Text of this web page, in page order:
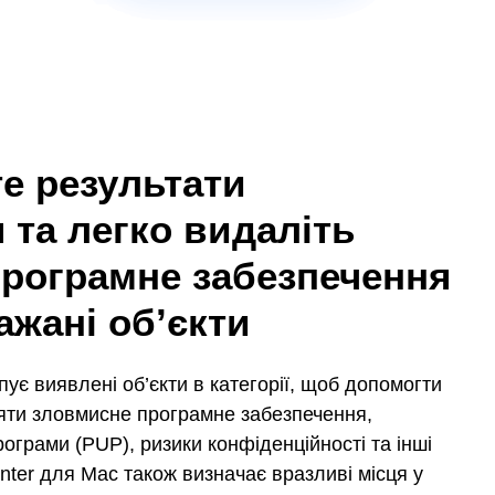
результати
легко видаліть
забезпечення
об’єкти
виявлені об’єкти в категорії, щоб допомогти
зловмисне програмне забезпечення,
(PUP), ризики конфіденційності та інші
для Mac також визначає вразливі місця у